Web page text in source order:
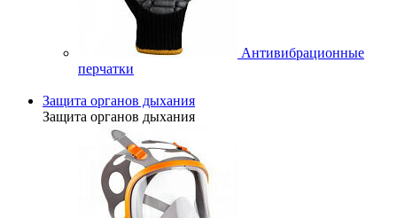
Антивибрационные
перчатки
Защита органов дыхания
Защита органов дыхания